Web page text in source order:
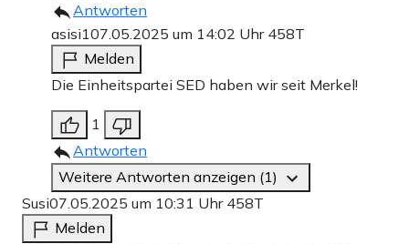
Antworten
asisi107.05.2025 um 14:02 Uhr 458T
Melden
Die Einheitspartei SED haben wir seit Merkel!
1
Antworten
Weitere Antworten anzeigen (1)
Susi07.05.2025 um 10:31 Uhr 458T
Melden